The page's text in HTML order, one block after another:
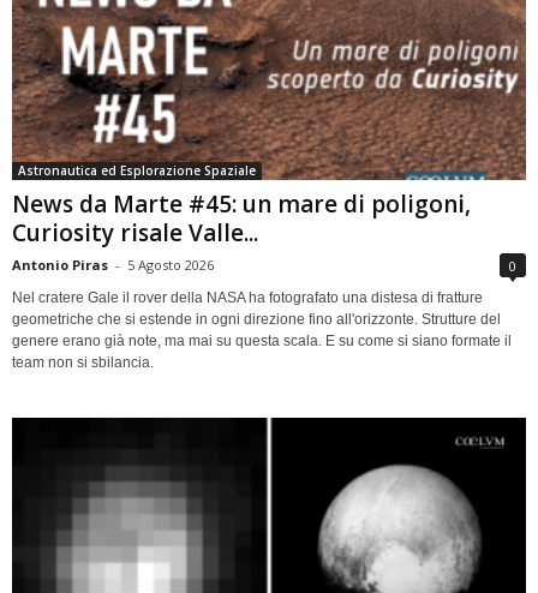
Astronautica ed Esplorazione Spaziale
News da Marte #45: un mare di poligoni,
Curiosity risale Valle...
Antonio Piras - 5 Agosto 2026 0
Nel cratere Gale il rover della NASA ha fotografato una distesa di fratture
geometriche che si estende in ogni direzione fino all'orizzonte. Strutture del
genere erano già note, ma mai su questa scala. E su come si siano formate il
team non si sbilancia.